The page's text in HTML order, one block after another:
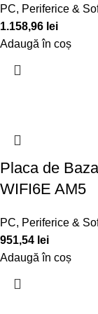
PC, Periferice &
1.158,96 lei
Adaugă în coș
Placa de
WIFI6E AM5
PC, Periferice &
951,54 lei
Adaugă în coș